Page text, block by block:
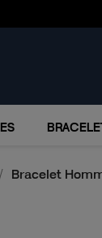
Bracelet